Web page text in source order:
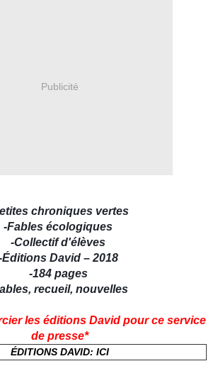
Publicité
chroniques vertes
-Fables écologiques
-Collectif d'élèves
Éditions David – 2018
-184 pages
recueil, nouvelles
les éditions David pour ce service
de presse*
ÉDITIONS DAVID: ICI